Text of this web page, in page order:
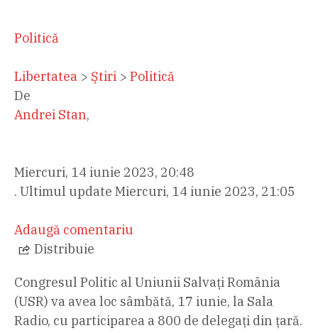
Politică
Libertatea > Ştiri > Politică
De
Andrei Stan,
Miercuri, 14 iunie 2023, 20:48
. Ultimul update Miercuri, 14 iunie 2023, 21:05
Adaugă comentariu
Distribuie
Congresul Politic al Uniunii Salvați România
(USR) va avea loc sâmbătă, 17 iunie, la Sala
Radio, cu participarea a 800 de delegaţi din ţară.